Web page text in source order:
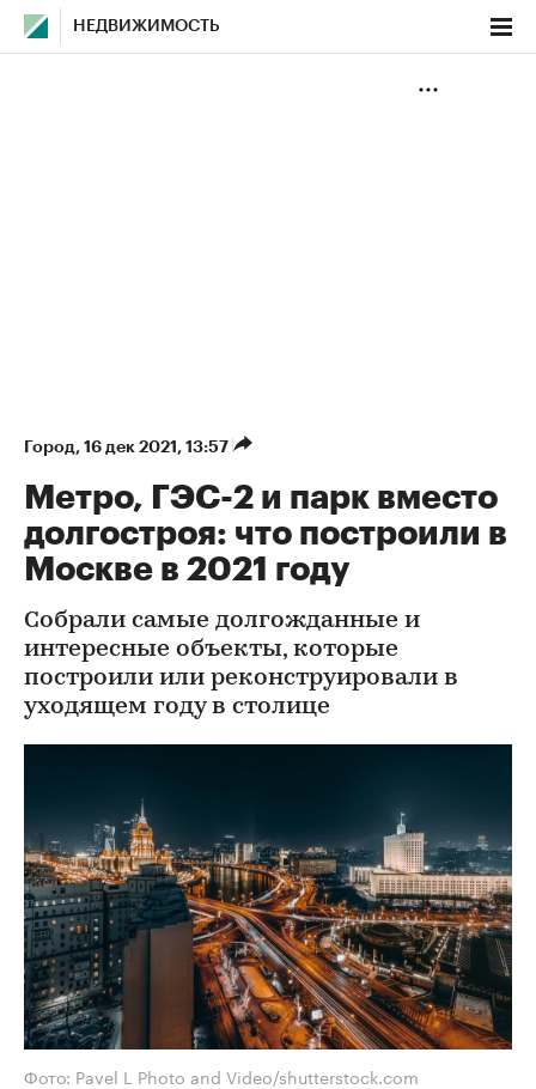
НЕДВИЖИМОСТЬ
Город⁠, 16 дек 2021, 13:57
Метро, ГЭС-2 и парк вместо
долгостроя: что построили в
Москве в 2021 году
Собрали самые долгожданные и
интересные объекты, которые
построили или реконструировали в
уходящем году в столице
Фото: Pavel L Photo and Video/shutterstock.com